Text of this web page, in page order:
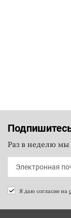
Раз в неделю
Я даю согласие на